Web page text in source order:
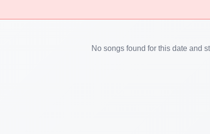
No songs found for this date and